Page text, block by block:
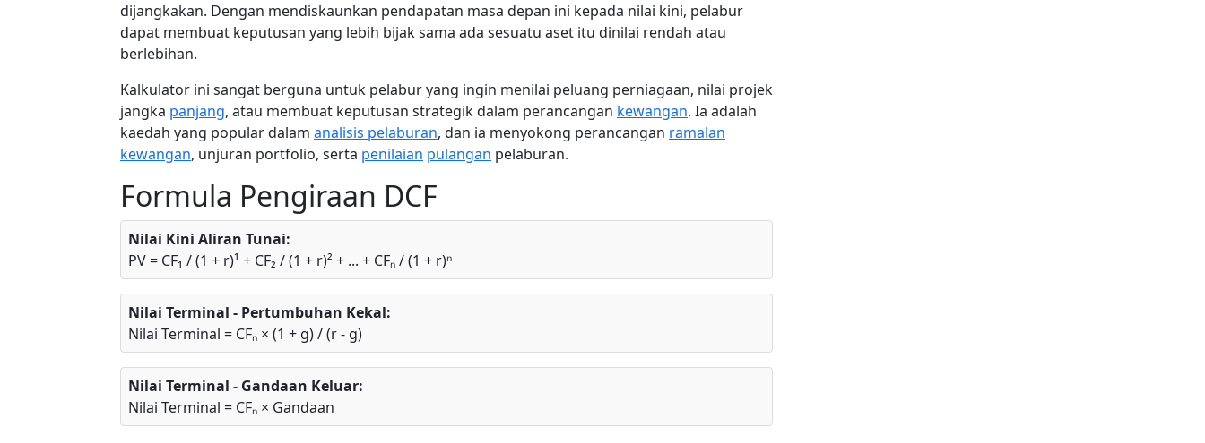
dijangkakan. Dengan mendiskaunkan pendapatan masa depan ini kepada nilai kini, pelabur
dapat membuat keputusan yang lebih bijak sama ada sesuatu aset itu dinilai rendah atau
berlebihan.
Kalkulator ini sangat berguna untuk pelabur yang ingin menilai peluang perniagaan, nilai projek
jangka panjang, atau membuat keputusan strategik dalam perancangan kewangan. Ia adalah
kaedah yang popular dalam analisis pelaburan, dan ia menyokong perancangan ramalan
kewangan, unjuran portfolio, serta penilaian pulangan pelaburan.
Formula Pengiraan DCF
Nilai Kini Aliran Tunai:
PV = CF₁ / (1 + r)¹ + CF₂ / (1 + r)² + ... + CFₙ / (1 + r)ⁿ
Nilai Terminal - Pertumbuhan Kekal:
Nilai Terminal = CFₙ × (1 + g) / (r - g)
Nilai Terminal - Gandaan Keluar:
Nilai Terminal = CFₙ × Gandaan